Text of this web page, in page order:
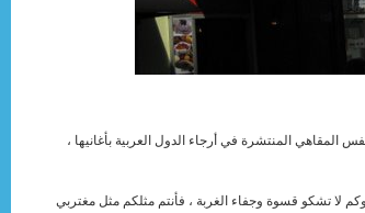
المقاهي المنتشرة في أرجاء الدول العربية بأغانيها ،
لا تشكو قسوة وجفاء الغربة ، فأنتم مثلكم مثل مغتربي